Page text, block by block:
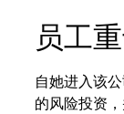
员工
自她进入该
的风险投资